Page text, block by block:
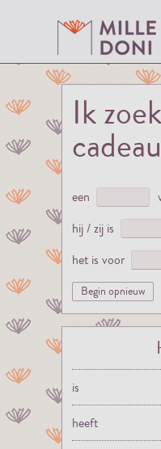
Ik
een
hij / zij is
het is voor
Begin opnieuw
is
heeft